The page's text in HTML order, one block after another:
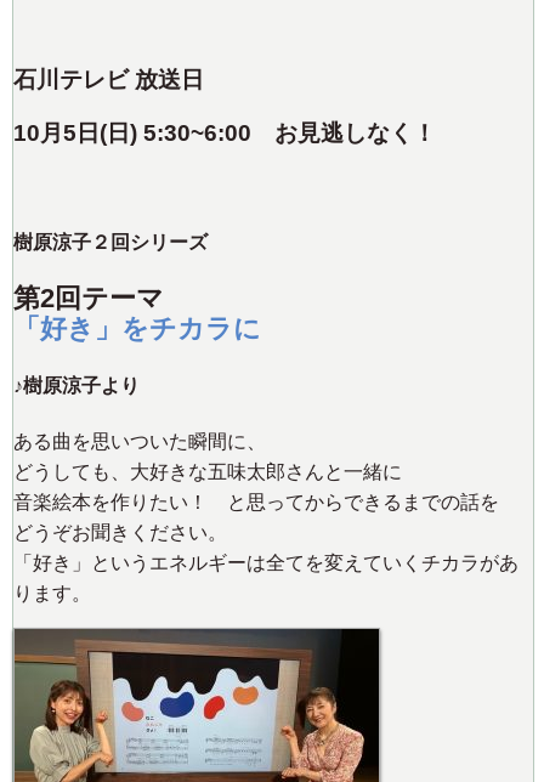
石川テレビ 放送日
10月5日(日) 5:30~6:00 お見逃しなく！
樹原涼子２回シリーズ
第2回テーマ
「好き」をチカラに
♪樹原涼子より
ある曲を思いついた瞬間に、
どうしても、大好きな五味太郎さんと一緒に
音楽絵本を作りたい！ と思ってからできるまでの話を
どうぞお聞きください。
「好き」というエネルギーは全てを変えていくチカラがあ
ります。